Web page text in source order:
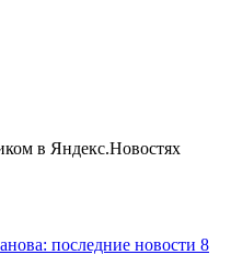
в Яндекс.Новостях
последние новости 8